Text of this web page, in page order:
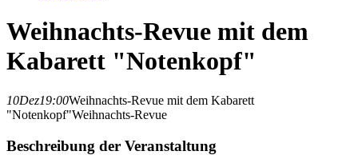
Weihnachts-Revue mit dem
Kabarett "Notenkopf"
10Dez19:00Weihnachts-Revue mit dem Kabarett
"Notenkopf"Weihnachts-Revue
Beschreibung der Veranstaltung